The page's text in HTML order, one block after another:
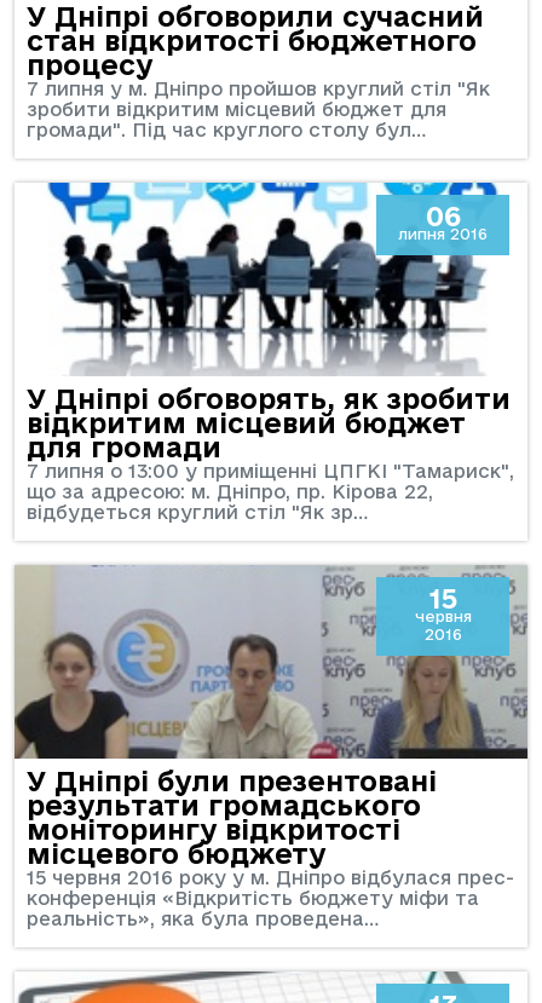
У Дніпрі обговорили сучасний
стан відкритості бюджетного
процесу
7 липня у м. Дніпро пройшов круглий стіл "Як
зробити відкритим місцевий бюджет для
громади". Під час круглого столу бул…
06
липня 2016
У Дніпрі обговорять, як зробити
відкритим місцевий бюджет
для громади
7 липня о 13:00 у приміщенні ЦПГКІ "Тамариск",
що за адресою: м. Дніпро, пр. Кірова 22,
відбудеться круглий стіл "Як зр…
15
червня
2016
У Дніпрі були презентовані
результати громадського
моніторингу відкритості
місцевого бюджету
15 червня 2016 року у м. Дніпро відбулася прес-
конференція «Відкритість бюджету міфи та
реальність», яка була проведена…